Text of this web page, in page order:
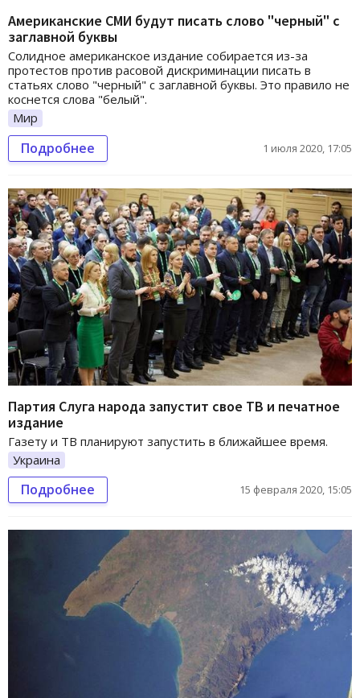
Американские СМИ будут писать слово "черный" с
заглавной буквы
Солидное американское издание собирается из-за
протестов против расовой дискриминации писать в
статьях слово "черный" с заглавной буквы. Это правило не
коснется слова "белый".
Мир
Подробнее 1 июля 2020, 17:05
Партия Слуга народа запустит свое ТВ и печатное
издание
Газету и ТВ планируют запустить в ближайшее время.
Украина
Подробнее 15 февраля 2020, 15:05